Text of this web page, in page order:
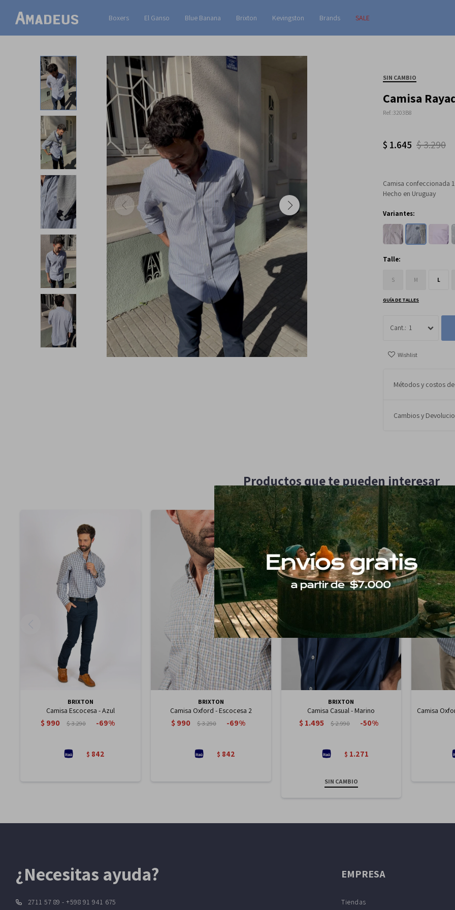
Boxers El Ganso Blue Banana Brixton Kevingston Brands SALE
SIN CAMBIO
Camisa
3203B8
$ 1.645 $3.290
Camisa confeccionada
Hecho en Uruguay
Variantes:
Talle:
S M L
GUÍA DE TALLES
1
Métodos y costos
Cambios y
Productos que te pueden interesar
BRIXTON
Camisa Escocesa - Azul
$990 $3.290 69
$ 842
BRIXTON
Camisa Oxford - Escocesa 2
$990 $3.290 69
$ 842
BRIXTON
Camisa Casual - Marino
$1.495 $2.990 50
$ 1.271
SIN CAMBIO
Camisa
¿Necesitas ayuda?
2711 57 89 - +598 91 941 675
EMPRESA
Tiendas